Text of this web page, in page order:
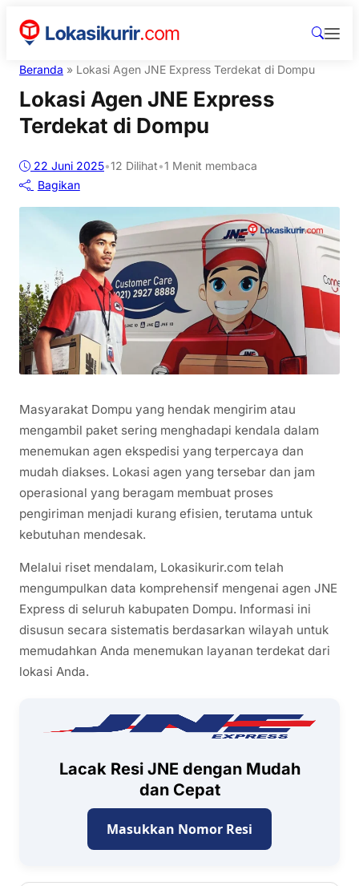
Beranda » Lokasi Agen JNE Express Terdekat di Dompu
Lokasi Agen JNE Express
Terdekat di Dompu
22 Juni 2025•12 Dilihat•1 Menit membaca
Bagikan
Masyarakat Dompu yang hendak mengirim atau
mengambil paket sering menghadapi kendala dalam
menemukan agen ekspedisi yang terpercaya dan
mudah diakses. Lokasi agen yang tersebar dan jam
operasional yang beragam membuat proses
pengiriman menjadi kurang efisien, terutama untuk
kebutuhan mendesak.
Melalui riset mendalam, Lokasikurir.com telah
mengumpulkan data komprehensif mengenai agen JNE
Express di seluruh kabupaten Dompu. Informasi ini
disusun secara sistematis berdasarkan wilayah untuk
memudahkan Anda menemukan layanan terdekat dari
lokasi Anda.
Lacak Resi JNE dengan Mudah
dan Cepat
Masukkan Nomor Resi